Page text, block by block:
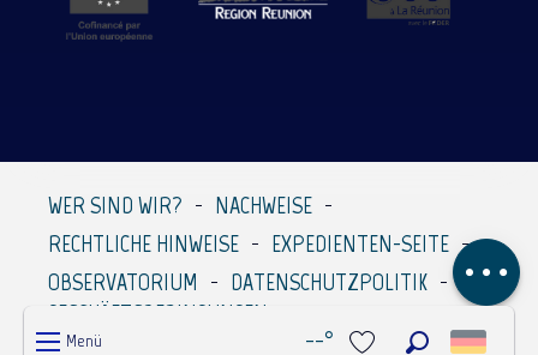
Menü --°
Kommentare
WER SIND WIR?
NACHWEISE
RECHTLICHE HINWEISE
EXPEDIENTEN-SEITE
OBSERVATORIUM
DATENSCHUTZPOLITIK
GESCHÄFTSBEDINGUNGEN